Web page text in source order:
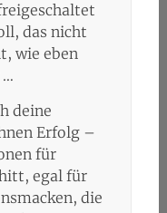
das nicht
wie eben
…
deine
Erfolg –
für
egal für
die